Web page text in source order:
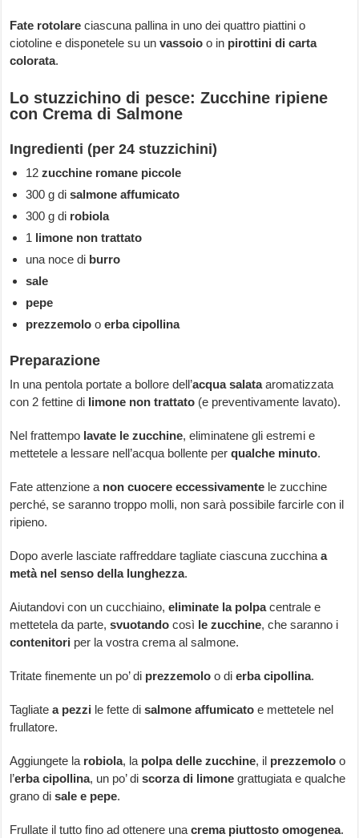
Fate rotolare ciascuna pallina in uno dei quattro piattini o
ciotoline e disponetele su unvassoio o in pirottini di carta
colorata.
Lo stuzzichino di pesce: Zucchine ripiene
con Crema di Salmone
Ingredienti (per 24 stuzzichini)
12zucchine romane piccole
300 g disalmone affumicato
300 g di robiola
1 limone non trattato
una noce di burro
sale
pepe
prezzemolo oerba cipollina
Preparazione
In una pentola portate a bollore dell’acqua salataaromatizzata
con 2 fettine di limone non trattato (e preventivamente lavato).
Nel frattempo lavate le zucchine, eliminatene gli estremi e
mettetele a lessare nell’acqua bollente perqualche minuto.
Fate attenzione a non cuocere eccessivamente le zucchine
perché, se saranno troppo molli, non sarà possibile farcirle con il
ripieno.
Dopo averle lasciate raffreddare tagliate ciascuna zucchinaa
metà nel senso della lunghezza.
Aiutandovi con un cucchiaino,eliminate la polpacentrale e
mettetela da parte,svuotando così le zucchine, che saranno i
contenitori per la vostra crema al salmone.
Tritate finemente un po’ di prezzemolo o dierba cipollina.
Tagliatea pezzi le fette disalmone affumicato e mettetele nel
frullatore.
Aggiungete la robiola, la polpa delle zucchine, il prezzemolo o
l’erba cipollina, un po’ discorza di limone grattugiata e qualche
grano disale e pepe.
Frullate il tutto fino ad ottenere unacrema piuttosto omogenea.